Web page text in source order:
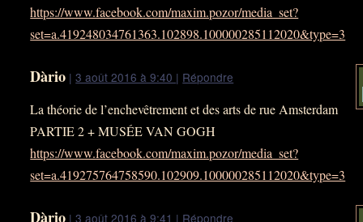
https://www.facebook.com/maxim.pozor/media_set?
set=a.419248034761363.102898.100000285112020&type=3
Dàrio |3 août 2016 à 9:40 | Répondre
La théorie de l’enchevêtrement et des arts de rue Amsterdam
PARTIE 2 + MUSÉE VAN GOGH
https://www.facebook.com/maxim.pozor/media_set?
set=a.419275764758590.102909.100000285112020&type=3
Dàrio |3 août 2016 à 9:41 | Répondre